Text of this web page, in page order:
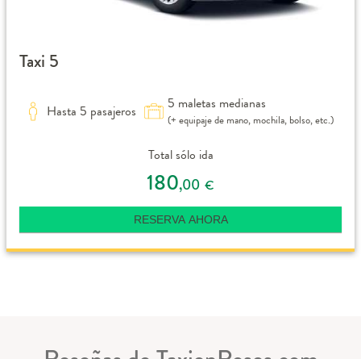
Taxi 5
Hasta 5 pasajeros 5 maletas medianas
(+ equipaje de mano, mochila, bolso, etc.)
Total sólo ida
180,00 €
RESERVA AHORA